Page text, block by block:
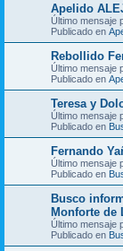
Apelido
Último mensaje
Publicado en
Rebollido
Último mensaje
Publicado en
Teresa y
Último mensaje
Publicado en
Fernando
Último mensaje
Publicado en
Busco
Monforte de
Último mensaje
Publicado en